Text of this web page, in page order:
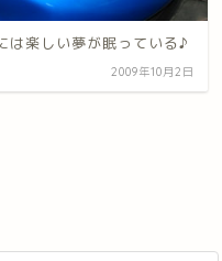
は楽しい夢が眠っている♪
2009年10月2日